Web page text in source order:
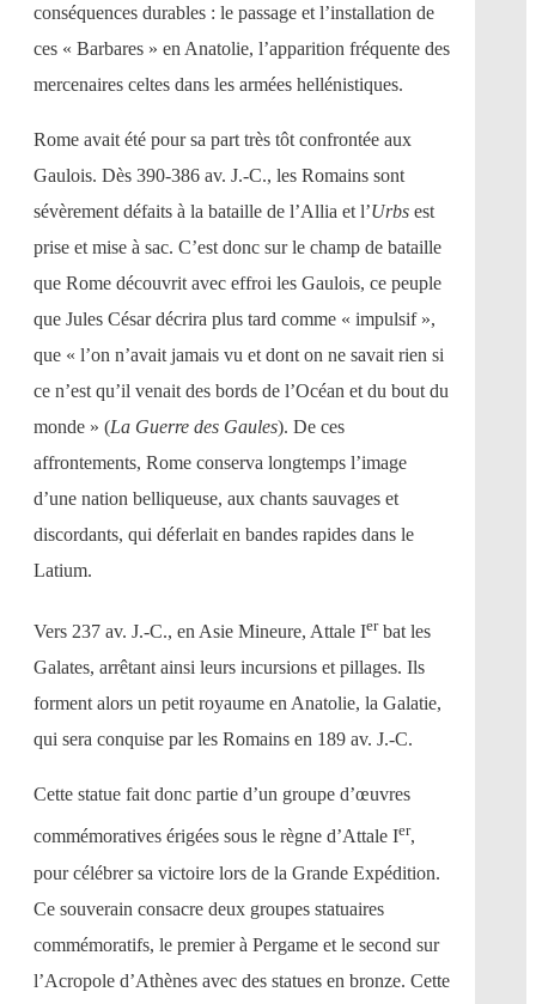
conséquences durables : le passage et l’installation de
ces « Barbares » en Anatolie, l’apparition fréquente des
mercenaires celtes dans les armées hellénistiques.
Rome avait été pour sa part très tôt confrontée aux
Gaulois. Dès 390-386 av. J.-C., les Romains sont
sévèrement défaits à la bataille de l’Allia et l’Urbs est
prise et mise à sac. C’est donc sur le champ de bataille
que Rome découvrit avec effroi les Gaulois, ce peuple
que Jules César décrira plus tard comme « impulsif »,
que « l’on n’avait jamais vu et dont on ne savait rien si
ce n’est qu’il venait des bords de l’Océan et du bout du
monde » (La Guerre des Gaules). De ces
affrontements, Rome conserva longtemps l’image
d’une nation belliqueuse, aux chants sauvages et
discordants, qui déferlait en bandes rapides dans le
Latium.
Vers 237 av. J.-C., en Asie Mineure, Attale Ierbat les
Galates, arrêtant ainsi leurs incursions et pillages. Ils
forment alors un petit royaume en Anatolie, la Galatie,
qui sera conquise par les Romains en 189 av. J.-C.
Cette statue fait donc partie d’un groupe d’œuvres
commémoratives érigées sous le règne d’Attale Ier,
pour célébrer sa victoire lors de la Grande Expédition.
Ce souverain consacre deux groupes statuaires
commémoratifs, le premier à Pergame et le second sur
l’Acropole d’Athènes avec des statues en bronze. Cette